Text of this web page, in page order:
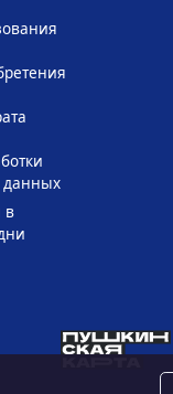
данных
в